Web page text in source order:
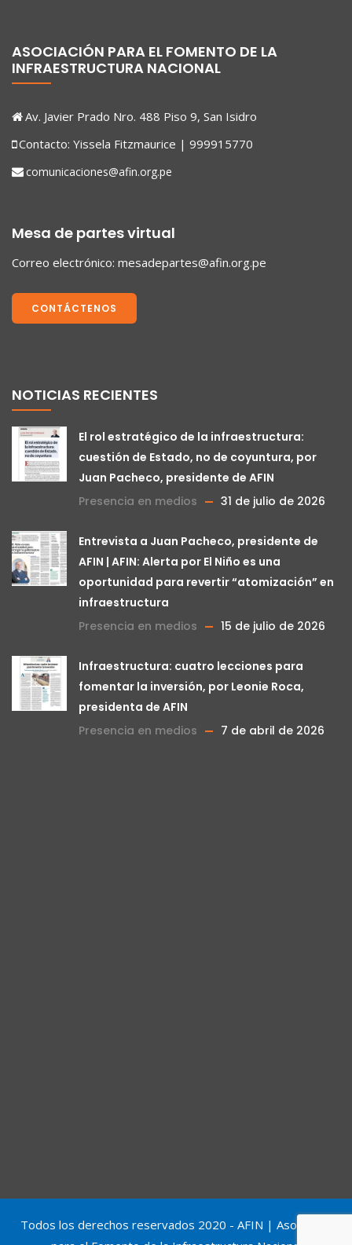
ASOCIACIÓN PARA EL FOMENTO DE LA
INFRAESTRUCTURA NACIONAL
Av. Javier Prado Nro. 488 Piso 9, San Isidro
Contacto: Yissela Fitzmaurice | 999915770
comunicaciones@afin.org.pe
Mesa de partes virtual
Correo electrónico: mesadepartes@afin.org.pe
CONTÁCTENOS
NOTICIAS RECIENTES
El rol estratégico de la infraestructura:
cuestión de Estado, no de coyuntura, por
Juan Pacheco, presidente de AFIN
Presencia en medios
31 de julio de 2026
Entrevista a Juan Pacheco, presidente de
AFIN | AFIN: Alerta por El Niño es una
oportunidad para revertir “atomización” en
infraestructura
Presencia en medios
15 de julio de 2026
Infraestructura: cuatro lecciones para
fomentar la inversión, por Leonie Roca,
presidenta de AFIN
Presencia en medios
7 de abril de 2026
Todos los derechos reservados 2020 - AFIN | Asociación